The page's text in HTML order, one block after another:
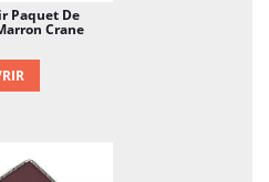
Paquet De
Crane